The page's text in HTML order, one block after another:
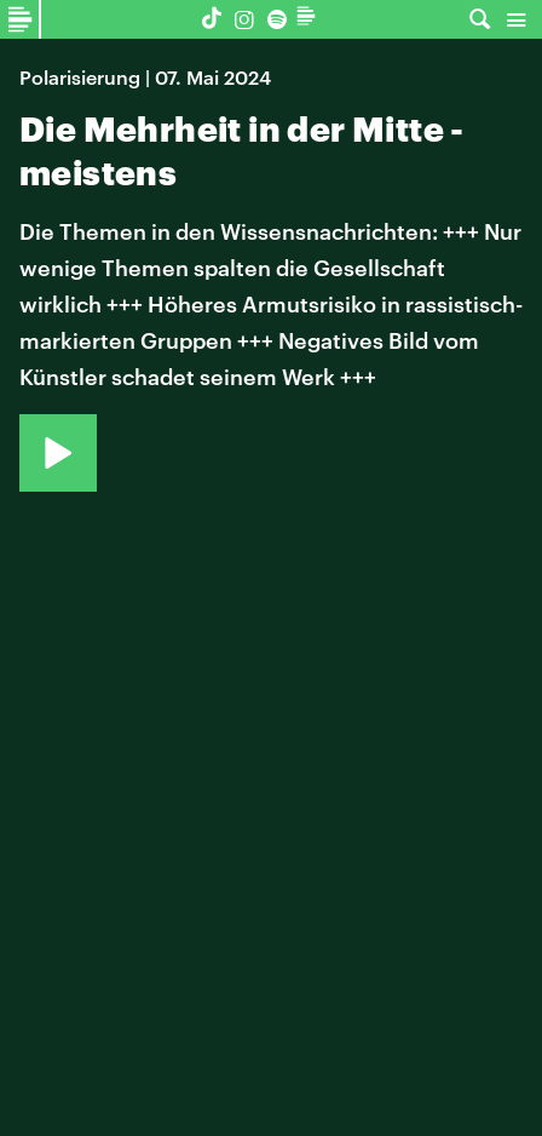
Polarisierung | 07. Mai 2024
Die Mehrheit in der Mitte -
meistens
Die Themen in den Wissensnachrichten: +++ Nur
wenige Themen spalten die Gesellschaft
wirklich +++ Höheres Armutsrisiko in rassistisch-
markierten Gruppen +++ Negatives Bild vom
Künstler schadet seinem Werk +++